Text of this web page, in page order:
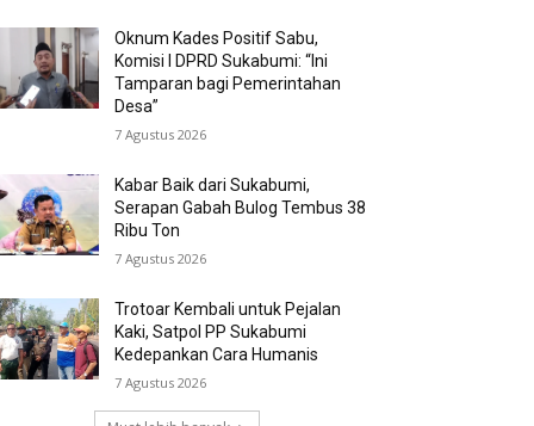
Oknum Kades Positif Sabu,
Komisi I DPRD Sukabumi: “Ini
Tamparan bagi Pemerintahan
Desa”
7 Agustus 2026
Kabar Baik dari Sukabumi,
Serapan Gabah Bulog Tembus 38
Ribu Ton
7 Agustus 2026
Trotoar Kembali untuk Pejalan
Kaki, Satpol PP Sukabumi
Kedepankan Cara Humanis
7 Agustus 2026